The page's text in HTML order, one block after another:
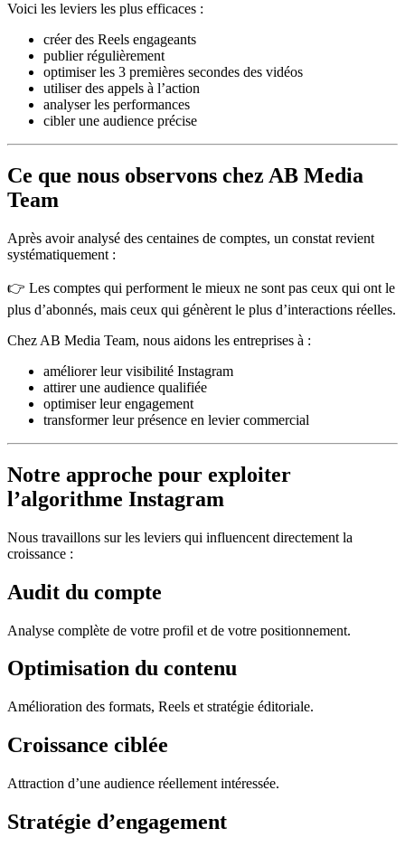
Voici les leviers les plus efficaces :
créer des Reels engageants
publier régulièrement
optimiser les 3 premières secondes des vidéos
utiliser des appels à l’action
analyser les performances
cibler une audience précise
Ce que nous observons chez AB Media
Team
Après avoir analysé des centaines de comptes, un constat revient
systématiquement :
👉 Les comptes qui performent le mieux ne sont pas ceux qui ont le
plus d’abonnés, mais ceux qui génèrent le plus d’interactions réelles.
Chez AB Media Team, nous aidons les entreprises à :
améliorer leur visibilité Instagram
attirer une audience qualifiée
optimiser leur engagement
transformer leur présence en levier commercial
Notre approche pour exploiter
l’algorithme Instagram
Nous travaillons sur les leviers qui influencent directement la
croissance :
Audit du compte
Analyse complète de votre profil et de votre positionnement.
Optimisation du contenu
Amélioration des formats, Reels et stratégie éditoriale.
Croissance ciblée
Attraction d’une audience réellement intéressée.
Stratégie d’engagement